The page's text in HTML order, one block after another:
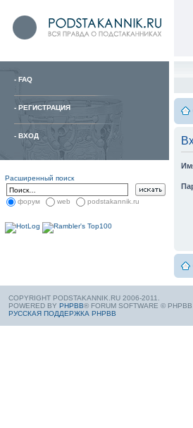
- FAQ
- РЕГИСТРАЦИЯ
- ВХОД
Расширенный поиск
форум web podstakannik.ru
COPYRIGHT PODSTAKANNIK.RU 2006-2011.
POWERED BY PHPBB® FORUM SOFTWARE © PHPBB
РУССКАЯ ПОДДЕРЖКА PHPBB